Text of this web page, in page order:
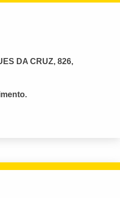
DA CRUZ, 826,